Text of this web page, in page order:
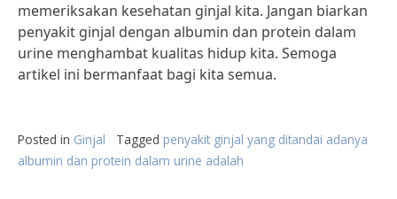
memeriksakan kesehatan ginjal kita. Jangan biarkan
penyakit ginjal dengan albumin dan protein dalam
urine menghambat kualitas hidup kita. Semoga
artikel ini bermanfaat bagi kita semua.
Posted in Ginjal Tagged penyakit ginjal yang ditandai adanya
albumin dan protein dalam urine adalah